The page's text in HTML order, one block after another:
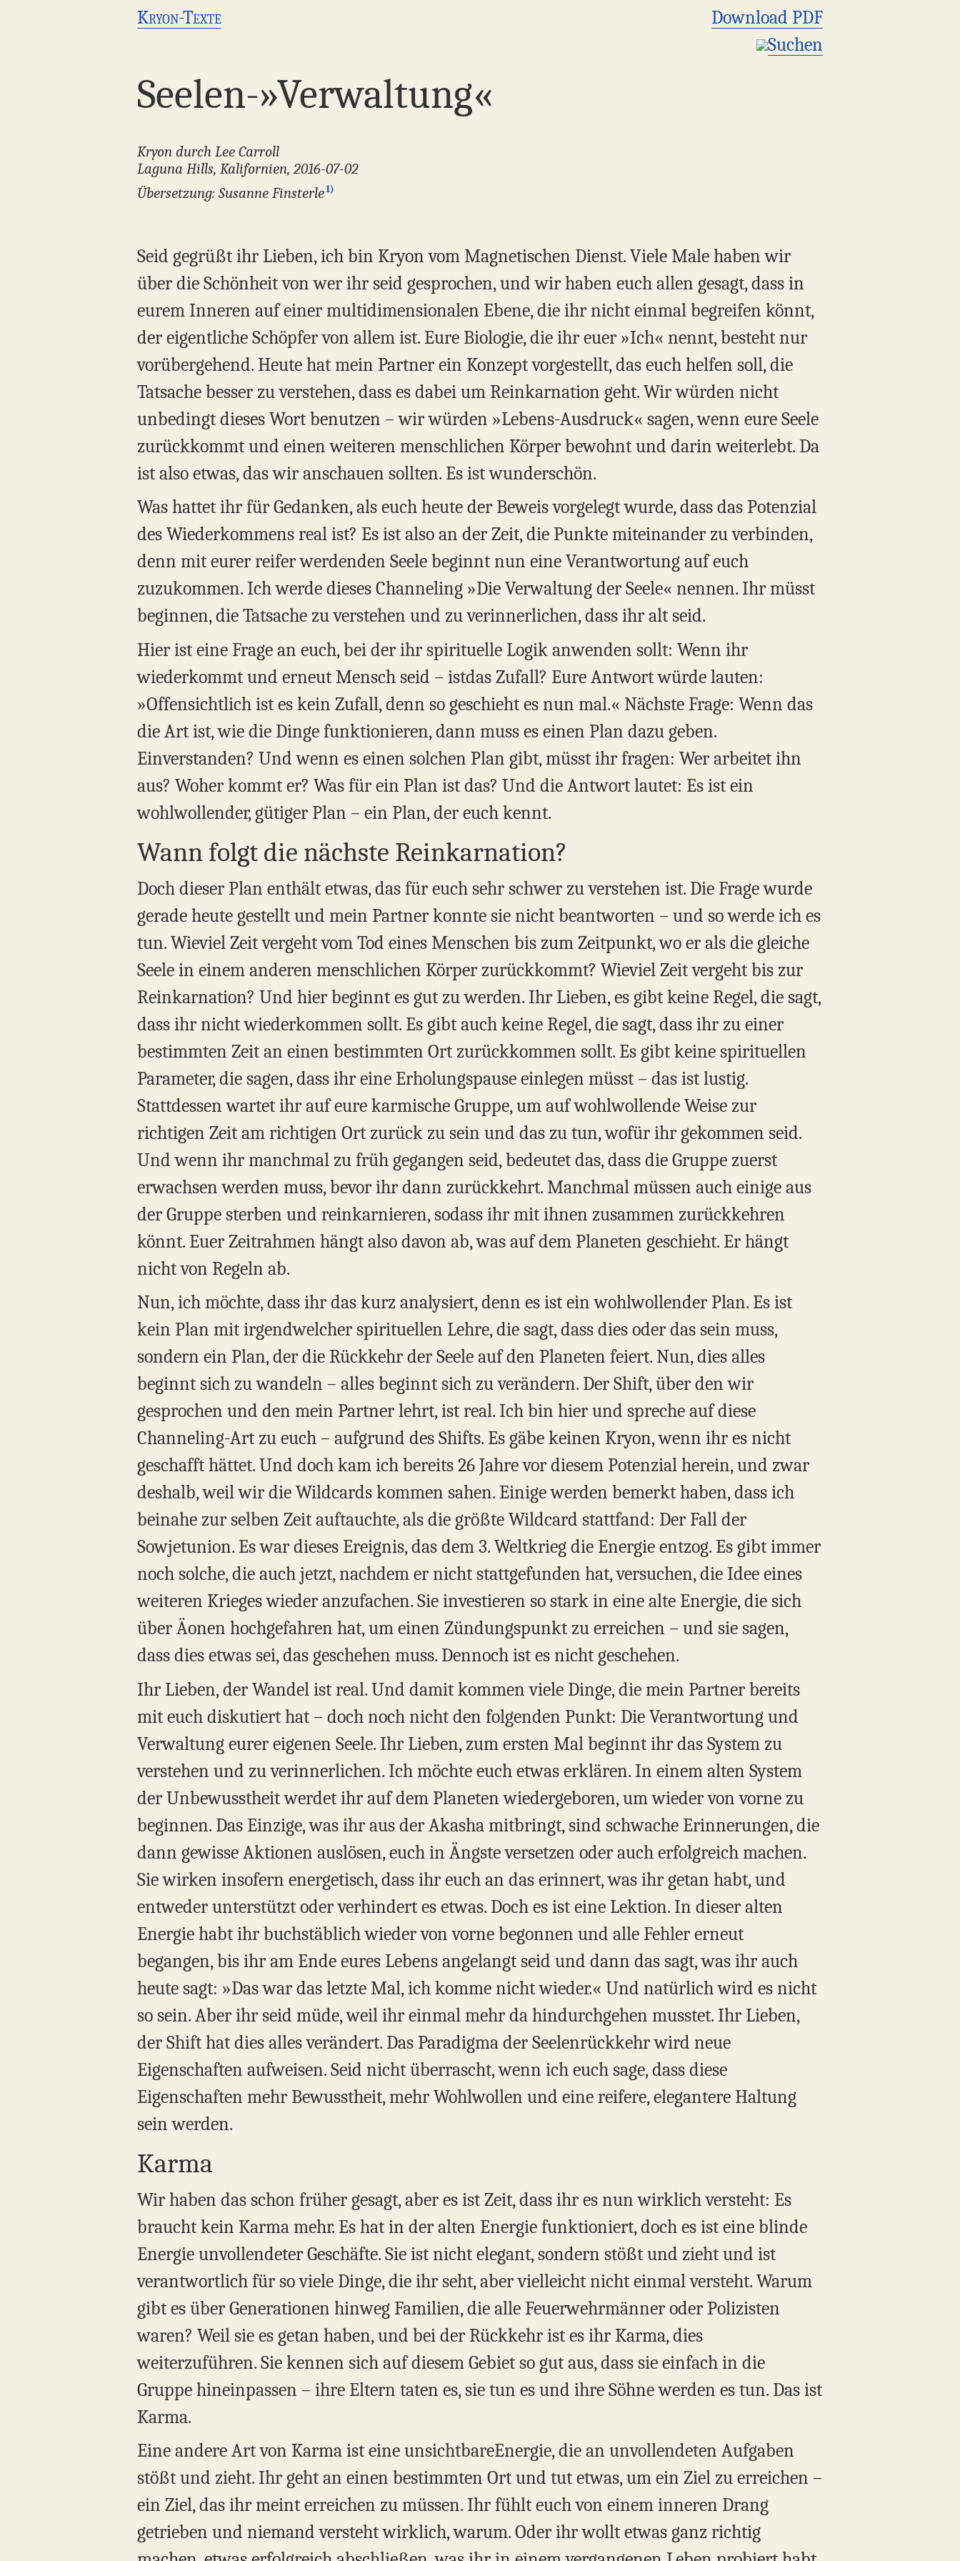
Kryon-Texte
Download PDF
Suchen
Seelen-»Verwaltung«
Kryon durch Lee Carroll
Laguna Hills, Kalifornien, 2016-07-02
Übersetzung: Susanne Finsterle1)
Seid gegrüßt ihr Lieben, ich bin Kryon vom Magnetischen Dienst. Viele Male haben wir
über die Schönheit von wer ihr seid gesprochen, und wir haben euch allen gesagt, dass in
eurem Inneren auf einer multidimensionalen Ebene, die ihr nicht einmal begreifen könnt,
der eigentliche Schöpfer von allem ist. Eure Biologie, die ihr euer »Ich« nennt, besteht nur
vorübergehend. Heute hat mein Partner ein Konzept vorgestellt, das euch helfen soll, die
Tatsache besser zu verstehen, dass es dabei um Reinkarnation geht. Wir würden nicht
unbedingt dieses Wort benutzen – wir würden »Lebens-Ausdruck« sagen, wenn eure Seele
zurückkommt und einen weiteren menschlichen Körper bewohnt und darin weiterlebt. Da
ist also etwas, das wir anschauen sollten. Es ist wunderschön.
Was hattet ihr für Gedanken, als euch heute der Beweis vorgelegt wurde, dass das Potenzial
des Wiederkommens real ist? Es ist also an der Zeit, die Punkte miteinander zu verbinden,
denn mit eurer reifer werdenden Seele beginnt nun eine Verantwortung auf euch
zuzukommen. Ich werde dieses Channeling »Die Verwaltung der Seele« nennen. Ihr müsst
beginnen, die Tatsache zu verstehen und zu verinnerlichen, dass ihr alt seid.
Hier ist eine Frage an euch, bei der ihr spirituelle Logik anwenden sollt: Wenn ihr
wiederkommt und erneut Mensch seid – istdas Zufall? Eure Antwort würde lauten:
»Offensichtlich ist es kein Zufall, denn so geschieht es nun mal.« Nächste Frage: Wenn das
die Art ist, wie die Dinge funktionieren, dann muss es einen Plan dazu geben.
Einverstanden? Und wenn es einen solchen Plan gibt, müsst ihr fragen: Wer arbeitet ihn
aus? Woher kommt er? Was für ein Plan ist das? Und die Antwort lautet: Es ist ein
wohlwollender, gütiger Plan – ein Plan, der euch kennt.
Wann folgt die nächste Reinkarnation?
Doch dieser Plan enthält etwas, das für euch sehr schwer zu verstehen ist. Die Frage wurde
gerade heute gestellt und mein Partner konnte sie nicht beantworten – und so werde ich es
tun. Wieviel Zeit vergeht vom Tod eines Menschen bis zum Zeitpunkt, wo er als die gleiche
Seele in einem anderen menschlichen Körper zurückkommt? Wieviel Zeit vergeht bis zur
Reinkarnation? Und hier beginnt es gut zu werden. Ihr Lieben, es gibt keine Regel, die sagt,
dass ihr nicht wiederkommen sollt. Es gibt auch keine Regel, die sagt, dass ihr zu einer
bestimmten Zeit an einen bestimmten Ort zurückkommen sollt. Es gibt keine spirituellen
Parameter, die sagen, dass ihr eine Erholungspause einlegen müsst – das ist lustig.
Stattdessen wartet ihr auf eure karmische Gruppe, um auf wohlwollende Weise zur
richtigen Zeit am richtigen Ort zurück zu sein und das zu tun, wofür ihr gekommen seid.
Und wenn ihr manchmal zu früh gegangen seid, bedeutet das, dass die Gruppe zuerst
erwachsen werden muss, bevor ihr dann zurückkehrt. Manchmal müssen auch einige aus
der Gruppe sterben und reinkarnieren, sodass ihr mit ihnen zusammen zurückkehren
könnt. Euer Zeitrahmen hängt also davon ab, was auf dem Planeten geschieht. Er hängt
nicht von Regeln ab.
Nun, ich möchte, dass ihr das kurz analysiert, denn es ist ein wohlwollender Plan. Es ist
kein Plan mit irgendwelcher spirituellen Lehre, die sagt, dass dies oder das sein muss,
sondern ein Plan, der die Rückkehr der Seele auf den Planeten feiert. Nun, dies alles
beginnt sich zu wandeln – alles beginnt sich zu verändern. Der Shift, über den wir
gesprochen und den mein Partner lehrt, ist real. Ich bin hier und spreche auf diese
Channeling-Art zu euch – aufgrund des Shifts. Es gäbe keinen Kryon, wenn ihr es nicht
geschafft hättet. Und doch kam ich bereits 26 Jahre vor diesem Potenzial herein, und zwar
deshalb, weil wir die Wildcards kommen sahen. Einige werden bemerkt haben, dass ich
beinahe zur selben Zeit auftauchte, als die größte Wildcard stattfand: Der Fall der
Sowjetunion. Es war dieses Ereignis, das dem 3. Weltkrieg die Energie entzog. Es gibt immer
noch solche, die auch jetzt, nachdem er nicht stattgefunden hat, versuchen, die Idee eines
weiteren Krieges wieder anzufachen. Sie investieren so stark in eine alte Energie, die sich
über Äonen hochgefahren hat, um einen Zündungspunkt zu erreichen – und sie sagen,
dass dies etwas sei, das geschehen muss. Dennoch ist es nicht geschehen.
Ihr Lieben, der Wandel ist real. Und damit kommen viele Dinge, die mein Partner bereits
mit euch diskutiert hat – doch noch nicht den folgenden Punkt: Die Verantwortung und
Verwaltung eurer eigenen Seele. Ihr Lieben, zum ersten Mal beginnt ihr das System zu
verstehen und zu verinnerlichen. Ich möchte euch etwas erklären. In einem alten System
der Unbewusstheit werdet ihr auf dem Planeten wiedergeboren, um wieder von vorne zu
beginnen. Das Einzige, was ihr aus der Akasha mitbringt, sind schwache Erinnerungen, die
dann gewisse Aktionen auslösen, euch in Ängste versetzen oder auch erfolgreich machen.
Sie wirken insofern energetisch, dass ihr euch an das erinnert, was ihr getan habt, und
entweder unterstützt oder verhindert es etwas. Doch es ist eine Lektion. In dieser alten
Energie habt ihr buchstäblich wieder von vorne begonnen und alle Fehler erneut
begangen, bis ihr am Ende eures Lebens angelangt seid und dann das sagt, was ihr auch
heute sagt: »Das war das letzte Mal, ich komme nicht wieder.« Und natürlich wird es nicht
so sein. Aber ihr seid müde, weil ihr einmal mehr da hindurchgehen musstet. Ihr Lieben,
der Shift hat dies alles verändert. Das Paradigma der Seelenrückkehr wird neue
Eigenschaften aufweisen. Seid nicht überrascht, wenn ich euch sage, dass diese
Eigenschaften mehr Bewusstheit, mehr Wohlwollen und eine reifere, elegantere Haltung
sein werden.
Karma
Wir haben das schon früher gesagt, aber es ist Zeit, dass ihr es nun wirklich versteht: Es
braucht kein Karma mehr. Es hat in der alten Energie funktioniert, doch es ist eine blinde
Energie unvollendeter Geschäfte. Sie ist nicht elegant, sondern stößt und zieht und ist
verantwortlich für so viele Dinge, die ihr seht, aber vielleicht nicht einmal versteht. Warum
gibt es über Generationen hinweg Familien, die alle Feuerwehrmänner oder Polizisten
waren? Weil sie es getan haben, und bei der Rückkehr ist es ihr Karma, dies
weiterzuführen. Sie kennen sich auf diesem Gebiet so gut aus, dass sie einfach in die
Gruppe hineinpassen – ihre Eltern taten es, sie tun es und ihre Söhne werden es tun. Das ist
Karma.
Eine andere Art von Karma ist eine unsichtbareEnergie, die an unvollendeten Aufgaben
stößt und zieht. Ihr geht an einen bestimmten Ort und tut etwas, um ein Ziel zu erreichen –
ein Ziel, das ihr meint erreichen zu müssen. Ihr fühlt euch von einem inneren Drang
getrieben und niemand versteht wirklich, warum. Oder ihr wollt etwas ganz richtig